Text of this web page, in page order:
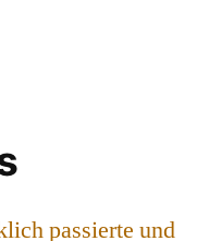
passierte und